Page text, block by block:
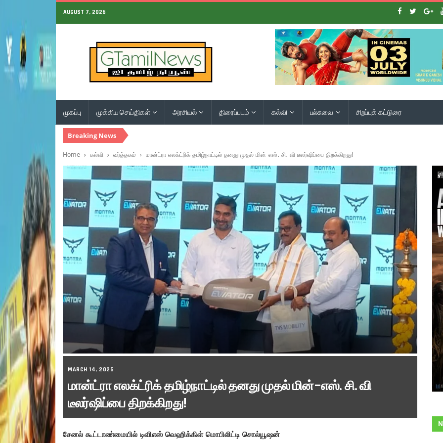
AUGUST 7, 2026
முகப்பு முக்கிய செய்திகள் அரசியல் திரைப்படம் கல்வி பல்சுவை சிறப்புக் கட்டுரை
Breaking News
Home கல்வி வர்த்தகம் மான்ட்ரா எலக்ட்ரிக் தமிழ்நாட்டில் தனது முதல் மின்-எஸ். சி. வி டீலர்ஷிப்பை திறக்கிறது!
MARCH 14, 2025
மான்ட்ரா எலக்ட்ரிக் தமிழ்நாட்டில் தனது முதல் மின்-எஸ். சி. வி
டீலர்ஷிப்பை திறக்கிறது!
சேனல் கூட்டாண்மையில் டிவிஎஸ் வெஹிக்கிள் மொபிலிட்டி சொல்யூஷன்